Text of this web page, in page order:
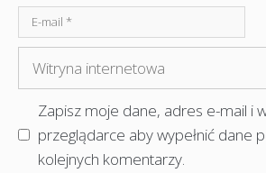
mail
internetowa
Zapisz moje dane, adres e-mail i
przeglądarce aby wypełnić dane
kolejnych komentarzy.